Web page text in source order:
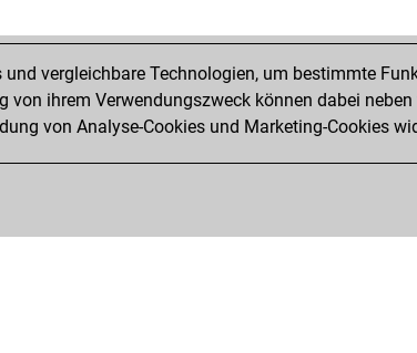
und vergleichbare Technologien, um bestimmte
von ihrem Verwendungszweck können dabei
von Analyse-Cookies und Marketing-Cookies